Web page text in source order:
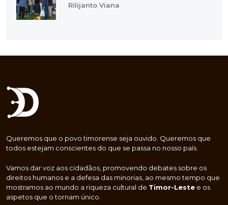
Rilijanto Viana
Queremos que o povo timorense seja ouvido. Queremos que
todos estejam conscientes do que se passa no nosso país.
Vamos dar voz aos cidadãos, promovendo debates sobre os
direitos humanos e a defesa das minorias, ao mesmo tempo que
mostramos ao mundo a riqueza cultural de Timor-Leste e os
aspetos que o tornam único.